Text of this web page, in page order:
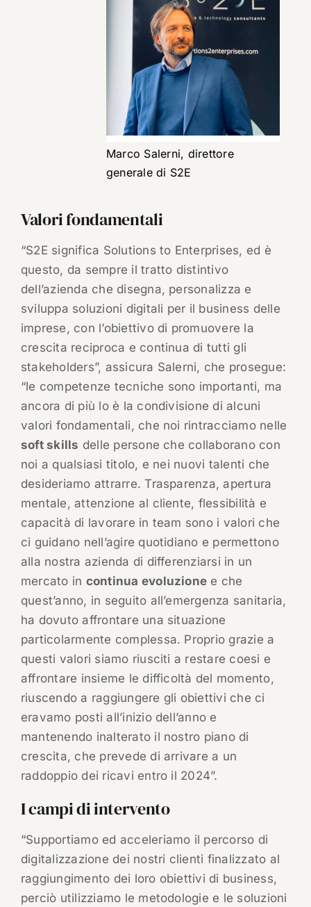
Marco Salerni, direttore
generale di S2E
Valori fondamentali
“S2E significa Solutions to Enterprises, ed è
questo, da sempre il tratto distintivo
dell’azienda che disegna, personalizza e
sviluppa soluzioni digitali per il business delle
imprese, con l’obiettivo di promuovere la
crescita reciproca e continua di tutti gli
stakeholders”, assicura Salerni, che prosegue:
“le competenze tecniche sono importanti, ma
ancora di più lo è la condivisione di alcuni
valori fondamentali, che noi rintracciamo nelle
soft skills delle persone che collaborano con
noi a qualsiasi titolo, e nei nuovi talenti che
desideriamo attrarre. Trasparenza, apertura
mentale, attenzione al cliente, flessibilità e
capacità di lavorare in team sono i valori che
ci guidano nell’agire quotidiano e permettono
alla nostra azienda di differenziarsi in un
mercato in continua evoluzione e che
quest’anno, in seguito all’emergenza sanitaria,
ha dovuto affrontare una situazione
particolarmente complessa. Proprio grazie a
questi valori siamo riusciti a restare coesi e
affrontare insieme le difficoltà del momento,
riuscendo a raggiungere gli obiettivi che ci
eravamo posti all’inizio dell’anno e
mantenendo inalterato il nostro piano di
crescita, che prevede di arrivare a un
raddoppio dei ricavi entro il 2024”.
I campi di intervento
“Supportiamo ed acceleriamo il percorso di
digitalizzazione dei nostri clienti finalizzato al
raggiungimento dei loro obiettivi di business,
perciò utilizziamo le metodologie e le soluzioni